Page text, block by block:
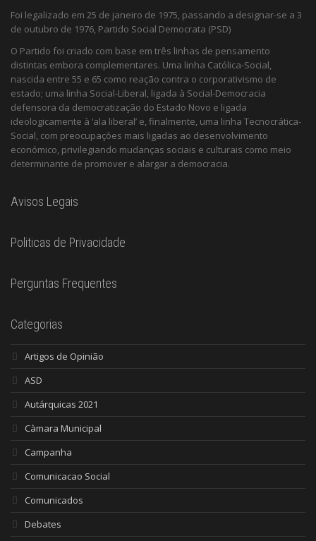
Foi legalizado em 25 de janeiro de 1975, passando a designar-se a 3
de outubro de 1976, Partido Social Democrata (PSD)
O Partido foi criado com base em três linhas de pensamento
distintas embora complementares. Uma linha Católica-Social,
nascida entre 55 e 65 como reação contra o corporativismo de
estado; uma linha Social-Liberal, ligada à Social-Democracia
defensora da democratização do Estado Novo e ligada
ideologicamente à ‘ala liberal’ e, finalmente, uma linha Tecnocrática-
Social, com preocupações mais ligadas ao desenvolvimento
económico, privilegiando mudanças sociais e culturais como meio
determinante de promover e alargar a democracia.
Avisos Legais
Politicas de Privacidade
Perguntas Frequentes
Categorias
Artigos de Opinião
ASD
Autárquicas 2021
Càmara Municipal
Campanha
Comunicacao Social
Comunicados
Debates